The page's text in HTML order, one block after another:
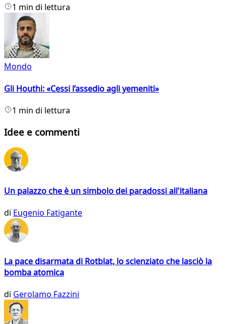
1 min di lettura
Mondo
Gli Houthi: «Cessi l’assedio agli yemeniti»
1 min di lettura
Idee e commenti
Un palazzo che è un simbolo dei paradossi all'italiana
di Eugenio Fatigante
La pace disarmata di Rotblat, lo scienziato che lasciò la
bomba atomica
di Gerolamo Fazzini